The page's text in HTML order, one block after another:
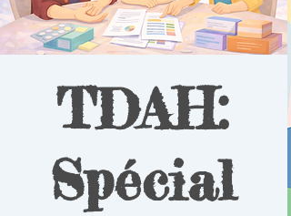
TDAH:
Spécial